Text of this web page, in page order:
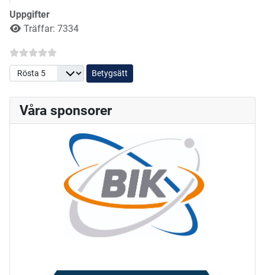
Uppgifter
Träffar: 7334
Betygsätt
Våra sponsorer